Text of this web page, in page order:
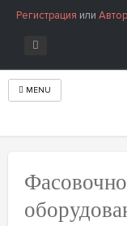
Регистрация или
MENU